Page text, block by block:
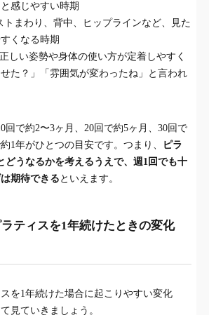
感じやすい時期
トまわり、背中、ヒップラインなど、見た
くなる時期
正しい姿勢や身体の使い方が定着しやすく
た？」「雰囲気が変わったね」と言われ
回で約2〜3ヶ月、20回で約5ヶ月、30回で
1年がひとつの目安です。つまり、
ピラ
どうなるかを考えるうえで、週1回でも十
期待できる といえます。
ラティスを1年続けたときの変化
を1年続けた場合に起こりやすい変化
見ていきましょう。